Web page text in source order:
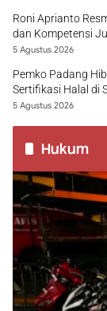
Roni Aprianto
dan Kompetensi
5 Agustus 2026
Pemko Padang
Sertifikasi Halal di
5 Agustus 2026
Hukum